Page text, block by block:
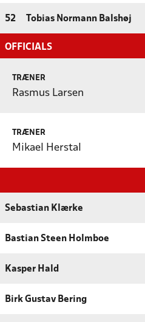
52 Tobias Normann Balshøj
OFFICIALS
TRÆNER
Rasmus Larsen
TRÆNER
Mikael Herstal
Sebastian Klærke
Bastian Steen Holmboe
Kasper Hald
Birk Gustav Bering